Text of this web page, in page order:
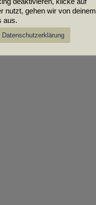
nutzt, gehen wir von deinem
aus.
Datenschutzerklärung